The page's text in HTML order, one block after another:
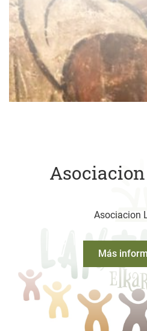
Asociacion
Más